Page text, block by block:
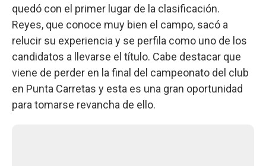
quedó con el primer lugar de la clasificación.
Reyes, que conoce muy bien el campo, sacó a
relucir su experiencia y se perfila como uno de los
candidatos a llevarse el título. Cabe destacar que
viene de perder en la final del campeonato del club
en Punta Carretas y esta es una gran oportunidad
para tomarse revancha de ello.